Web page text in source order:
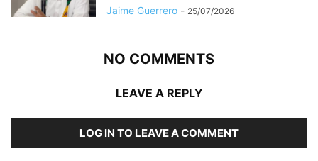
Jaime Guerrero - 25/07/2026
NO COMMENTS
LEAVE A REPLY
LOG IN TO LEAVE A COMMENT